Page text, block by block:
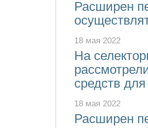
Расширен
18 мая 2022
На
средств
18 мая 2022
Расширен